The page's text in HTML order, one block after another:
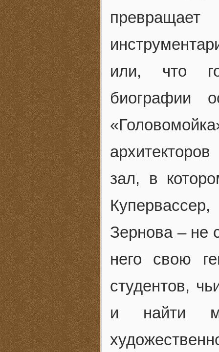
или, что
биографии
зал, в
Зернова – не
него свою
студентов,
и найти